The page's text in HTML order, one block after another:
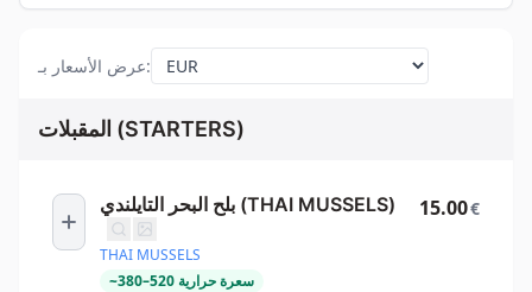
عرض الأسعار بـ:
المقبلات (STARTERS)
بلح البحر التايلندي (THAI MUSSELS)
THAI MUSSELS
~380–520 سعرة حرارية
15.00€